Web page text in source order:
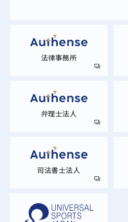
法律事務所
弁理士法人
司法書士法人